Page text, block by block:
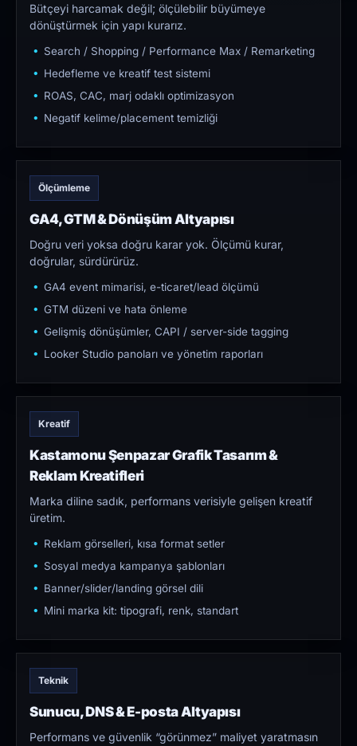
Bütçeyi harcamak değil; ölçülebilir büyümeye
dönüştürmek için yapı kurarız.
Search / Shopping / Performance Max / Remarketing
Hedefleme ve kreatif test sistemi
ROAS, CAC, marj odaklı optimizasyon
Negatif kelime/placement temizliği
Ölçümleme
GA4, GTM & Dönüşüm Altyapısı
Doğru veri yoksa doğru karar yok. Ölçümü kurar,
doğrular, sürdürürüz.
GA4 event mimarisi, e-ticaret/lead ölçümü
GTM düzeni ve hata önleme
Gelişmiş dönüşümler, CAPI / server-side tagging
Looker Studio panoları ve yönetim raporları
Kreatif
Kastamonu Şenpazar Grafik Tasarım &
Reklam Kreatifleri
Marka diline sadık, performans verisiyle gelişen kreatif
üretim.
Reklam görselleri, kısa format setler
Sosyal medya kampanya şablonları
Banner/slider/landing görsel dili
Mini marka kit: tipografi, renk, standart
Teknik
Sunucu, DNS & E-posta Altyapısı
Performans ve güvenlik “görünmez” maliyet yaratmasın